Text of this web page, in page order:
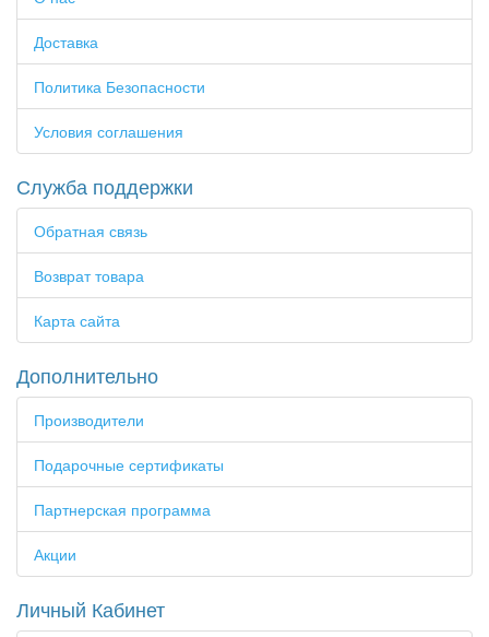
Доставка
Политика Безопасности
Условия соглашения
Служба поддержки
Обратная связь
Возврат товара
Карта сайта
Дополнительно
Производители
Подарочные сертификаты
Партнерская программа
Акции
Личный Кабинет